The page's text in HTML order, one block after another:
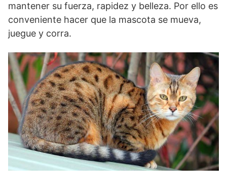
mantener su fuerza, rapidez y belleza. Por ello es
conveniente hacer que la mascota se mueva,
juegue y corra.